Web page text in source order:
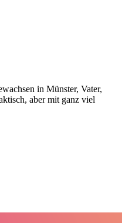
in Münster, Vater,
aber mit ganz viel